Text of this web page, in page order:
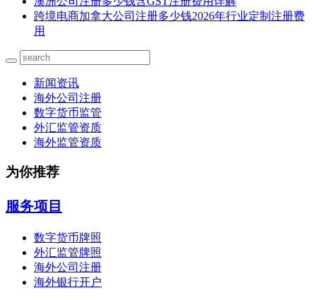
跨境电商加拿大公司注册多少钱2026年行业定制注册费
用
新闻资讯
海外公司注册
数字货币监管
外汇监管资质
海外监管资质
为你推荐
服务项目
数字货币牌照
外汇监管牌照
海外公司注册
海外银行开户